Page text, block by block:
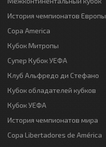
История чемпионатов Европы
Copa America
Кубок Митропы
Супер Кубок УЕФА
Клуб Альфредо ди Стефано
Кубок обладателей кубков
Кубок УЕФА
История чемпионатов мира
Copa Libertadores de América